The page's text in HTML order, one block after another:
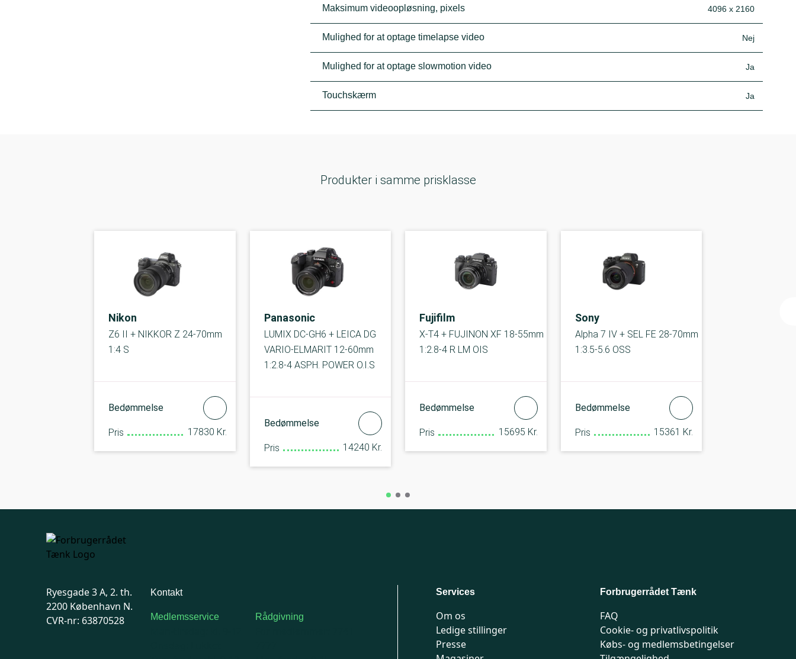
Maksimum videoopløsning, pixels 4096 x 2160
Mulighed for at optage timelapse video Nej
Mulighed for at optage slowmotion video Ja
Touchskærm Ja
Produkter i samme prisklasse
Nikon
Z6 II + NIKKOR Z 24-70mm
1:4 S
Bedømmelse
Pris 17830 Kr.
Panasonic
LUMIX DC-GH6 + LEICA DG
VARIO-ELMARIT 12-60mm
1:2.8-4 ASPH. POWER O.I.S
Bedømmelse
Pris 14240 Kr.
Fujifilm
X-T4 + FUJINON XF 18-55mm
1:2.8-4 R LM OIS
Bedømmelse
Pris 15695 Kr.
Sony
Alpha 7 IV + SEL FE 28-70mm
1:3.5-5.6 OSS
Bedømmelse
Pris 15361 Kr.
Ryesgade 3 A, 2. th.
2200 København N.
CVR-nr: 63870528
Kontakt
Medlemsservice Rådgivning
Services
Om os
Ledige stillinger
Presse
Forbrugerrådet Tænk
FAQ
Cookie- og privatlivspolitik
Købs- og medlemsbetingelser